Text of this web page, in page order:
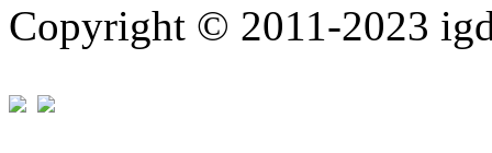
Copyright © 2011-2023